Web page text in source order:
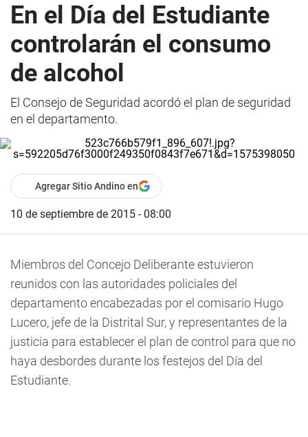
En el Día del Estudiante
controlarán el consumo
de alcohol
El Consejo de Seguridad acordó el plan de seguridad
en el departamento.
Agregar Sitio Andino en
10 de septiembre de 2015 - 08:00
Miembros del Concejo Deliberante estuvieron
reunidos con las autoridades policiales del
departamento encabezadas por el comisario Hugo
Lucero, jefe de la Distrital Sur, y representantes de la
justicia para establecer el plan de control para que no
haya desbordes durante los festejos del Día del
Estudiante.